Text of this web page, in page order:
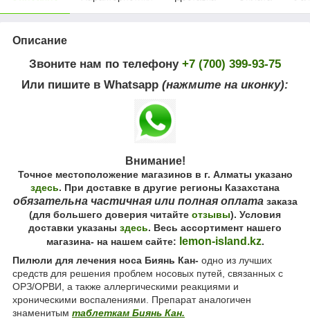
Описание
Звоните нам по телефону +7 (700) 399-93-75
Или пишите в Whatsapp (нажмите на иконку):
Внимание!
Точное местоположение магазинов в г. Алматы указано
здесь. При доставке в другие регионы Казахстана
обязательна частичная или полная оплатазаказа
(для большего доверия читайте отзывы). Условия
доставки указаны здесь. Весь ассортимент нашего
магазина- на нашем сайте: lemon-island.kz.
Пилюли для лечения носа Биянь Кан- одно из лучших
средств для решения проблем носовых путей, связанных с
ОРЗ/ОРВИ, а также аллергическими реакциями и
хроническими воспалениями. Препарат аналогичен
знаменитым таблеткам Биянь Кан.